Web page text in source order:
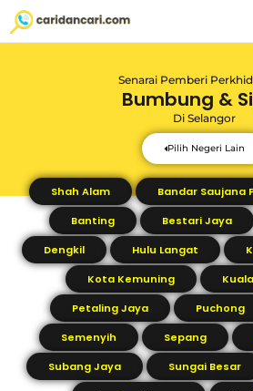
Senarai Pemberi
Bumbung &
Di Selangor
Pilih Negeri Lain
Shah Alam Bandar Saujana
Banting
Bestari Jaya
Dengkil
Hulu Langat
Kota Kemuning
Petaling Jaya
Puchong
Semenyih
Sepang
Subang Jaya
Sungai Besar